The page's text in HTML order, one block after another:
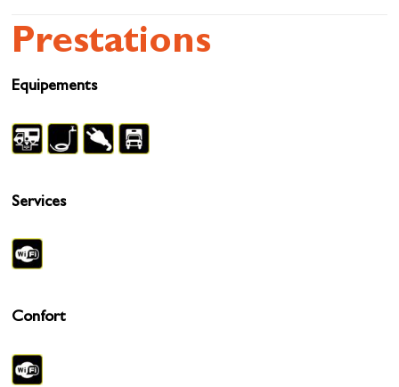
Prestations
Equipements
Services
Confort